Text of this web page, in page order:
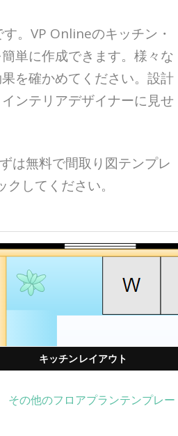
。VP Onlineのキッチン・
単に作成できます。様々な
を確かめてください。設計
ンテリアデザイナーに見せ
は無料で間取り図テンプレ
してください。
キッチンレイアウト
その他のフロアプランテンプレー